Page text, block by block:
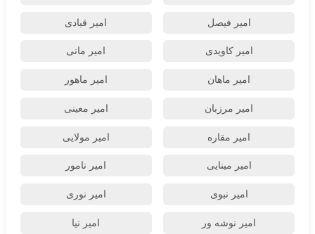
امیر فیصل امیر قبادی
امیر کاویدی امیر مانی
امیر ماهان امیر ماهور
امیر مرزبان امیر معینی
امیر مقاره امیر مولایی
امیر مینایی امیر نامور
امیر نبوی امیر نوری
امیر نوشه ور امیر نیا